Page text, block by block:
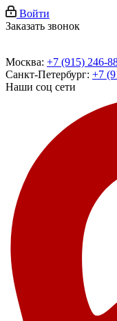
Войти
Заказать звонок
Москва: +7 (915) 246-
Санкт-Петербург: +7
Наши соц сети